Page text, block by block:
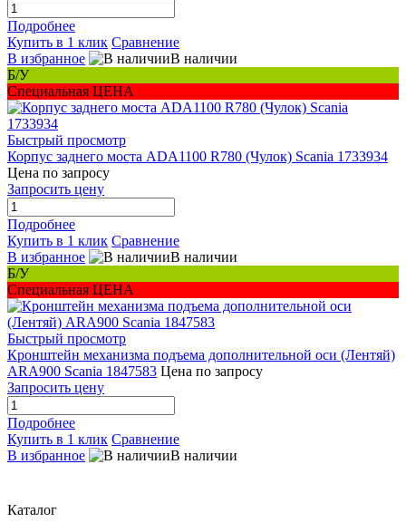
Подробнее
Купить в 1 клик Сравнение
В избранное
В наличии
Б/У
Специальная ЦЕНА
Быстрый просмотр
Корпус заднего моста ADA1100 R780 (Чулок) Scania 1733934
Цена по запросу
Запросить цену
Подробнее
Купить в 1 клик Сравнение
В избранное
В наличии
Б/У
Специальная ЦЕНА
Быстрый просмотр
Кронштейн механизма подъема дополнительной оси (Лентяй)
ARA900 Scania 1847583 Цена по запросу
Запросить цену
Подробнее
Купить в 1 клик Сравнение
В избранное
В наличии
Каталог